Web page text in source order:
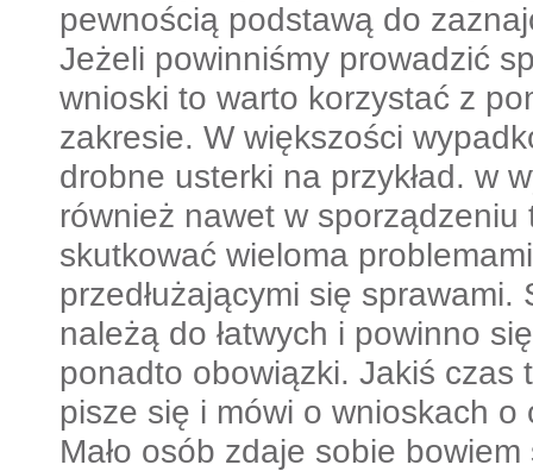
pewnością podstawą do
Jeżeli powinniśmy prowadzić
wnioski to warto korzystać z
zakresie. W większości
drobne usterki na przykład. w
również nawet w
skutkować wieloma
przedłużającymi się
należą do łatwych i powinno
ponadto obowiązki. Jakiś czas
pisze się i mówi o wnioskach
Mało osób zdaje sobie